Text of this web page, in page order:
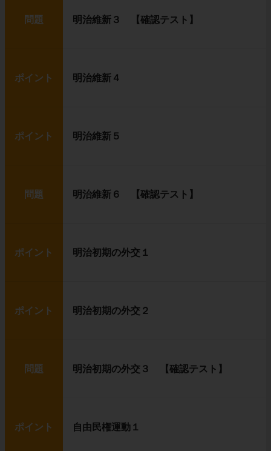
問題 明治維新３ 【確認テスト】
ポイント 明治維新４
ポイント 明治維新５
問題 明治維新６ 【確認テスト】
ポイント 明治初期の外交１
ポイント 明治初期の外交２
問題 明治初期の外交３ 【確認テスト】
ポイント 自由民権運動１